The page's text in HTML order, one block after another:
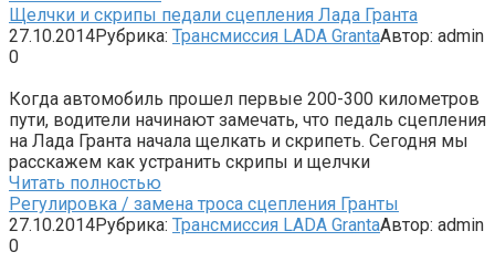
Щелчки и скрипы педали сцепления Лада Гранта
27.10.2014Рубрика: Трансмиссия LADA GrantaАвтор: admin
0
Когда автомобиль прошел первые 200-300 километров
пути, водители начинают замечать, что педаль сцепления
на Лада Гранта начала щелкать и скрипеть. Сегодня мы
расскажем как устранить скрипы и щелчки
Читать полностью
Регулировка / замена троса сцепления Гранты
27.10.2014Рубрика: Трансмиссия LADA GrantaАвтор: admin
0